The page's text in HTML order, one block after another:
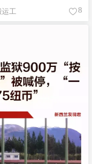
工 8